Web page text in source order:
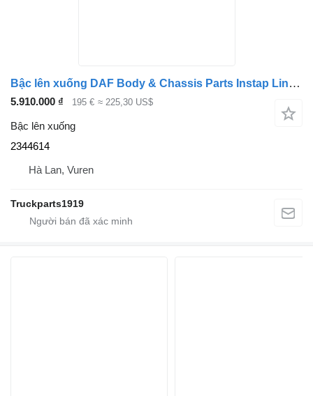
Bậc lên xuống DAF Body & Chassis Parts Instap Links XD 2344614 dành cho xe tải
5.910.000 ₫ 195 € ≈ 225,30 US$
Bậc lên xuống
2344614
Hà Lan, Vuren
Truckparts1919